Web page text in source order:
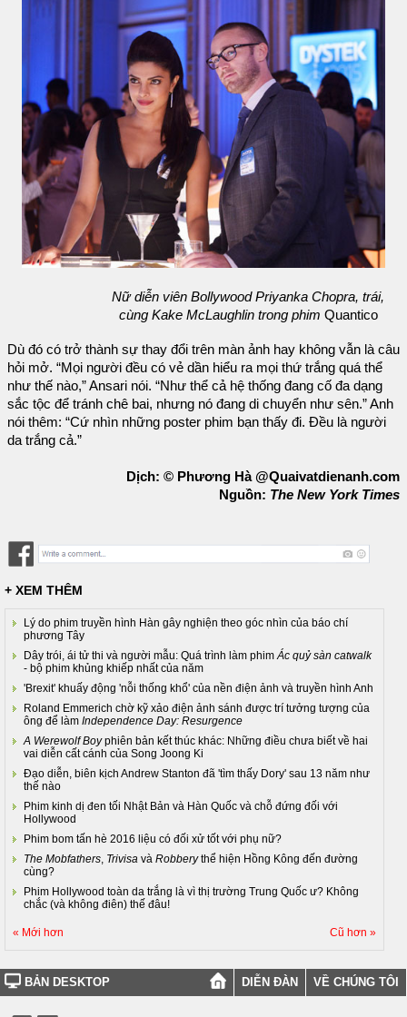
Nữ diễn viên Bollywood Priyanka Chopra, trái,
cùng Kake McLaughlin trong phim Quantico
Dù đó có trở thành sự thay đổi trên màn ảnh hay không vẫn là câu
hỏi mở. “Mọi người đều có vẻ dần hiểu ra mọi thứ trắng quá thể
như thế nào,” Ansari nói. “Như thể cả hệ thống đang cố đa dạng
sắc tộc để tránh chê bai, nhưng nó đang di chuyển như sên.” Anh
nói thêm: “Cứ nhìn những poster phim bạn thấy đi. Đều là người
da trắng cả.”
Dịch: © Phương Hà @Quaivatdienanh.com
Nguồn: The New York Times
+ XEM THÊM
Lý do phim truyền hình Hàn gây nghiện theo góc nhìn của báo chí
phương Tây
Dây trói, ái tử thi và người mẫu: Quá trình làm phimÁc quỷ sàn catwalk
- bộ phim khủng khiếp nhất của năm
'Brexit' khuấy động 'nỗi thống khổ' của nền điện ảnh và truyền hình Anh
Roland Emmerich chờ kỹ xảo điện ảnh sánh được trí tưởng tượng của
ông để làm Independence Day: Resurgence
A Werewolf Boyphiên bản kết thúc khác: Những điều chưa biết về hai
vai diễn cất cánh của Song Joong Ki
Đạo diễn, biên kịch Andrew Stanton đã 'tìm thấy Dory' sau 13 năm như
thế nào
Phim kinh dị đen tối Nhật Bản và Hàn Quốc và chỗ đứng đối với
Hollywood
Phim bom tấn hè 2016 liệu có đối xử tốt với phụ nữ?
The Mobfathers, Trivisa và Robberythể hiện Hồng Kông đến đường
cùng?
Phim Hollywood toàn da trắng là vì thị trường Trung Quốc ư? Không
chắc (và không điên) thế đâu!
« Mới hơn Cũ hơn »
BẢN DESKTOP DIỄN ĐÀN VỀ CHÚNG TÔI